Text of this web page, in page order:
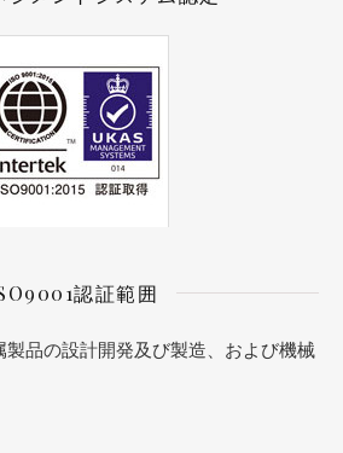
認証範囲
品の設計開発及び製造、および機械